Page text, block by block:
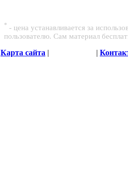
* - цена устанавливается за
пользователю. Сам материал
Карта сайта | |